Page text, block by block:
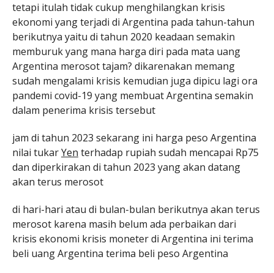
tetapi itulah tidak cukup menghilangkan krisis
ekonomi yang terjadi di Argentina pada tahun-tahun
berikutnya yaitu di tahun 2020 keadaan semakin
memburuk yang mana harga diri pada mata uang
Argentina merosot tajam? dikarenakan memang
sudah mengalami krisis kemudian juga dipicu lagi ora
pandemi covid-19 yang membuat Argentina semakin
dalam penerima krisis tersebut
jam di tahun 2023 sekarang ini harga peso Argentina
nilai tukarYen terhadap rupiah sudah mencapai Rp75
dan diperkirakan di tahun 2023 yang akan datang
akan terus merosot
di hari-hari atau di bulan-bulan berikutnya akan terus
merosot karena masih belum ada perbaikan dari
krisis ekonomi krisis moneter di Argentina ini terima
beli uang Argentina terima beli peso Argentina